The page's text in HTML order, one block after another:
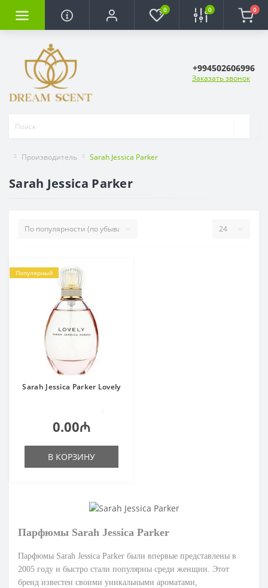
0 0 0
+994502606996
Заказать звонок
Производитель Sarah Jessica Parker
Sarah Jessica Parker
Популярный
Sarah Jessica Parker Lovely
0.00₼
В КОРЗИНУ
Парфюмы Sarah Jessica Parker
Парфюмы Sarah Jessica Parker были впервые представлены в
2005 году и быстро стали популярны среди женщин. Этот
бренд известен своими уникальными ароматами,